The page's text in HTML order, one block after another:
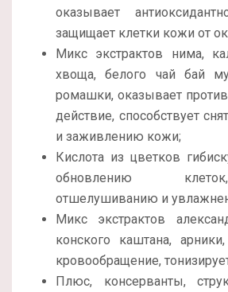
оказывает
защищает клетки кожи от
Микс экстрактов нима,
хвоща, белого чай бай
ромашки, оказывает
действие, способствует
и заживлению кожи;
Кислота из цветков
обновлению
отшелушиванию и
Микс экстрактов
конского каштана,
кровообращение,
Плюс, консерванты,